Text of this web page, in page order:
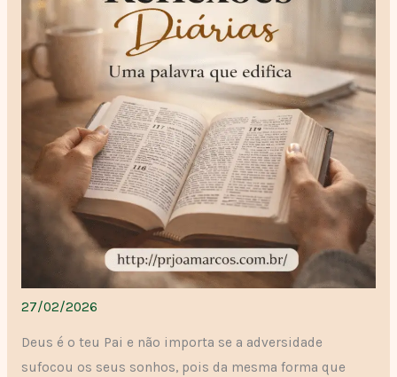
27/02/2026
Deus é o teu Pai e não importa se a adversidade
sufocou os seus sonhos, pois da mesma forma que